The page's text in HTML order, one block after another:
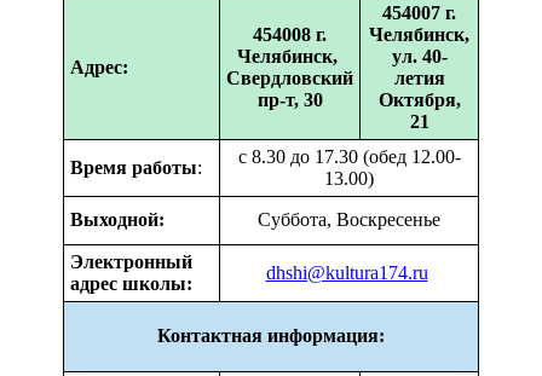
Адрес:
454008 г.
Челябинск,
Свердловский
пр-т, 30
454007 г.
Челябинск,
ул. 40-
летия
Октября,
21
Время работы:
с 8.30 до 17.30 (обед 12.00-
13.00)
Выходной:
Суббота, Воскресенье
Электронный
адрес школы:
dhshi@kultura174.ru
Контактная информация: